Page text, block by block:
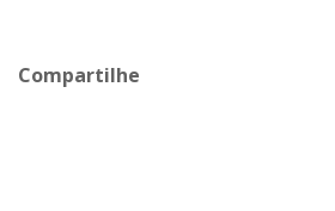
Compartilhe